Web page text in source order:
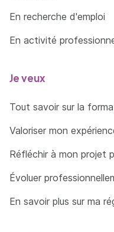
En recherche d'emploi
En activité
Je veux
Tout savoir sur la
Valoriser mon
Réfléchir à mon projet
Évoluer
En savoir plus sur ma